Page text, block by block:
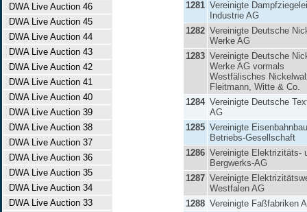
DWA Live Auction 46
DWA Live Auction 45
DWA Live Auction 44
DWA Live Auction 43
DWA Live Auction 42
DWA Live Auction 41
DWA Live Auction 40
DWA Live Auction 39
DWA Live Auction 38
DWA Live Auction 37
DWA Live Auction 36
DWA Live Auction 35
DWA Live Auction 34
DWA Live Auction 33
1281 Vereinigte
Industrie AG
1282 Vereinigte Deutsche
Werke AG
1283 Vereinigte Deutsche
Werke AG vormals
Westfälisches
Fleitmann, Witte & Co.
1284 Vereinigte Deutsche
AG
1285 Vereinigte
Betriebs-Gesellschaft
1286 Vereinigte Elektrizitäts-
Bergwerks-AG
1287 Vereinigte
Westfalen AG
1288 Vereinigte Faßfabriken